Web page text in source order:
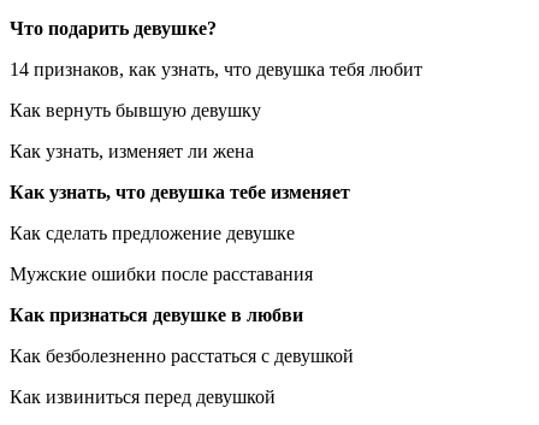
Что подарить девушке?
14 признаков, как узнать, что девушка тебя любит
Как вернуть бывшую девушку
Как узнать, изменяет ли жена
Как узнать, что девушка тебе изменяет
Как сделать предложение девушке
Мужские ошибки после расставания
Как признаться девушке в любви
Как безболезненно расстаться с девушкой
Как извиниться перед девушкой